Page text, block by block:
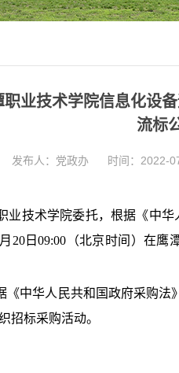
业技术学院信息化设
流标
发布人：党政办 时间：2022-
业技术学院委托，根据《中
20日09:00（北京时间）在
中华人民共和国政府采购
招标采购活动。